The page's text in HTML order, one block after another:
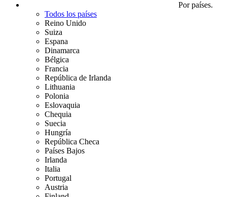
Por países.
Todos los países
Reino Unido
Suiza
Espana
Dinamarca
Bélgica
Francia
República de Irlanda
Lithuania
Polonia
Eslovaquia
Chequia
Suecia
Hungría
República Checa
Países Bajos
Irlanda
Italia
Portugal
Austria